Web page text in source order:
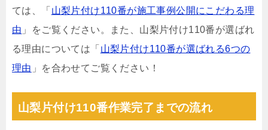
ては、「 山梨片付け110番が施工事例公開にこだわる理
由 」をご覧ください。また、山梨片付け110番が選ばれ
る理由については「 山梨片付け110番が選ばれる6つの
理由 」を合わせてご覧ください！
山梨片付け110番作業完了までの流れ